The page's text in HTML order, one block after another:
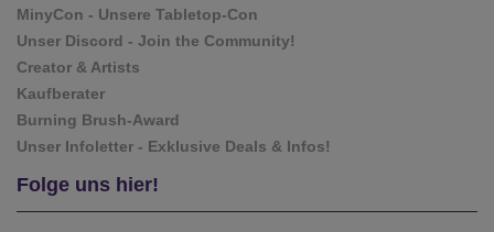
MinyCon - Unsere Tabletop-Con
Unser Discord - Join the Community!
Creator & Artists
Kaufberater
Burning Brush-Award
Unser Infoletter - Exklusive Deals & Infos!
Folge uns hier!